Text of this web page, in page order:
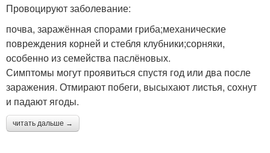
Провоцируют заболевание:
почва, заражённая спорами гриба;механические
повреждения корней и стебля клубники;сорняки,
особенно из семейства паслёновых.
Симптомы могут проявиться спустя год или два после
заражения. Отмирают побеги, высыхают листья, сохнут
и падают ягоды.
читать дальше →